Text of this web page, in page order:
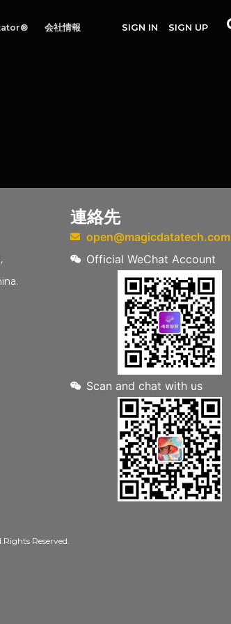
会社情報 SIGN IN SIGN UP
連絡先
open@magicdatatech.com
Official WeChat Account
Scan and chat with us
Reserved.